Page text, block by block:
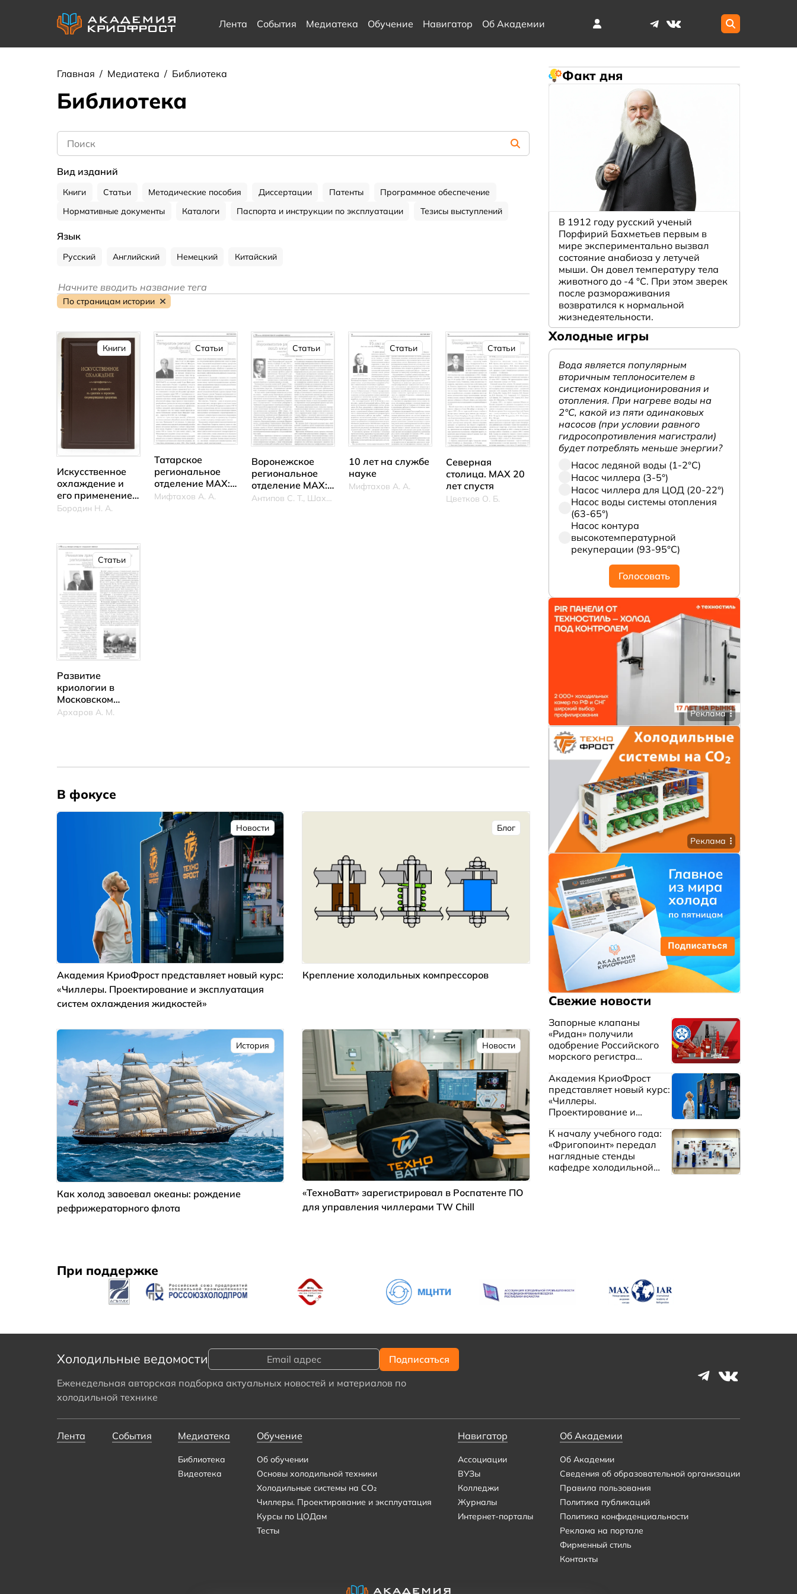
Лента События Медиатека Обучение Навигатор Об Академии
Главная / Медиатека / Библиотека
Библиотека
Вид изданий
Книги Статьи Методические пособия Диссертации Патенты
Программное обеспечение
Нормативные документы
Каталоги Паспорта и инструкции по эксплуатации Тезисы выступлений
Язык
Русский Английский Немецкий Китайский
По страницам истории
Книги
Искусственное
охлаждение и
его применение к
хранению и
продуктов
Бородин Н. А.
Статьи
Татарское
региональное
отделение МАХ:
пройденный путь
Мифтахов А. А.
Статьи
Воронежское
региональное
отделение МАХ:
итоги и
Антипов С. Т., Шахов С. В.
Статьи
10 лет на службе
науке
Мифтахов А. А.
Статьи
Северная
столица. МАХ 20
лет спустя
Цветков О. Б.
Статьи
Развитие
криологии в
Московском
региональном
Архаров А. М.
В фокусе
Новости
Академия КриоФрост представляет новый курс:
«Чиллеры. Проектирование и эксплуатация
систем охлаждения жидкостей»
Блог
Крепление холодильных компрессоров
История
Как холод завоевал океаны: рождение
рефрижераторного флота
Новости
«ТехноВатт» зарегистрировал в Роспатенте ПО
для управления чиллерами TW Chill
Факт дня
В 1912 году русский ученый
Порфирий Бахметьев первым в
мире экспериментально вызвал
состояние анабиоза у летучей
мыши. Он довел температуру тела
животного до -4 °C. При этом зверек
после размораживания
возвратился к нормальной
жизнедеятельности.
Холодные игры
Вода является популярным
вторичным теплоносителем в
системах кондиционирования и
отопления. При нагреве воды на
2°С, какой из пяти одинаковых
насосов (при условии равного
гидросопротивления магистрали)
будет потреблять меньше энергии?
Насос ледяной воды (1-2°С)
Насос чиллера (3-5°)
Насос чиллера для ЦОД (20-22°)
Насос воды системы отопления
(63-65°)
Насос контура
высокотемпературной
рекуперации (93-95°С)
Голосовать
Реклама
Реклама
Свежие новости
Запорные клапаны
«Ридан» получили
одобрение Российского
морского регистра
Академия КриоФрост
представляет новый курс:
«Чиллеры.
Проектирование и
охлаждения жидкостей»
К началу учебного года:
«Фригопоинт» передал
наглядные стенды
кафедре холодильной
При поддержке
Холодильные ведомости
Еженедельная авторская подборка актуальных новостей и материалов по
холодильной технике
Лента События Медиатека
Библиотека
Видеотека
Обучение
Об обучении
Основы холодильной техники
Холодильные системы на CO₂
Чиллеры. Проектирование и эксплуатация
Курсы по ЦОДам
Тесты
Навигатор
Ассоциации
ВУЗы
Колледжи
Журналы
Интернет-порталы
Об Академии
Об Академии
Сведения об образовательной организации
Правила пользования
Политика публикаций
Политика конфиденциальности
Реклама на портале
Фирменный стиль
Контакты